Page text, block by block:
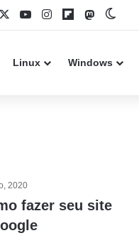
YouTubeInstagramFlipboardMastodon
Linux Windows
2020
fazer seu site